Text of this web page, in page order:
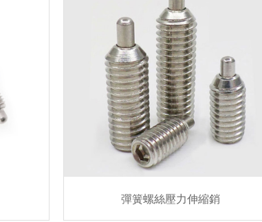
彈簧螺絲壓力伸縮銷